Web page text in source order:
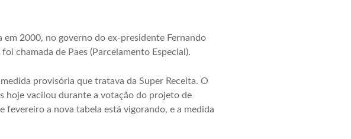
2000, no governo do ex-presidente Fernando
chamada de Paes (Parcelamento Especial).
provisória que tratava da Super Receita. O
hoje vacilou durante a votação do projeto de
fevereiro a nova tabela está vigorando, e a medida